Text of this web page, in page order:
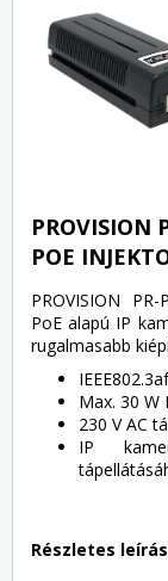
PROVISION
POE
PROVISION
PoE alapú IP
rugalmasabb
Max. 30 W
230 V AC
IP
Részletes